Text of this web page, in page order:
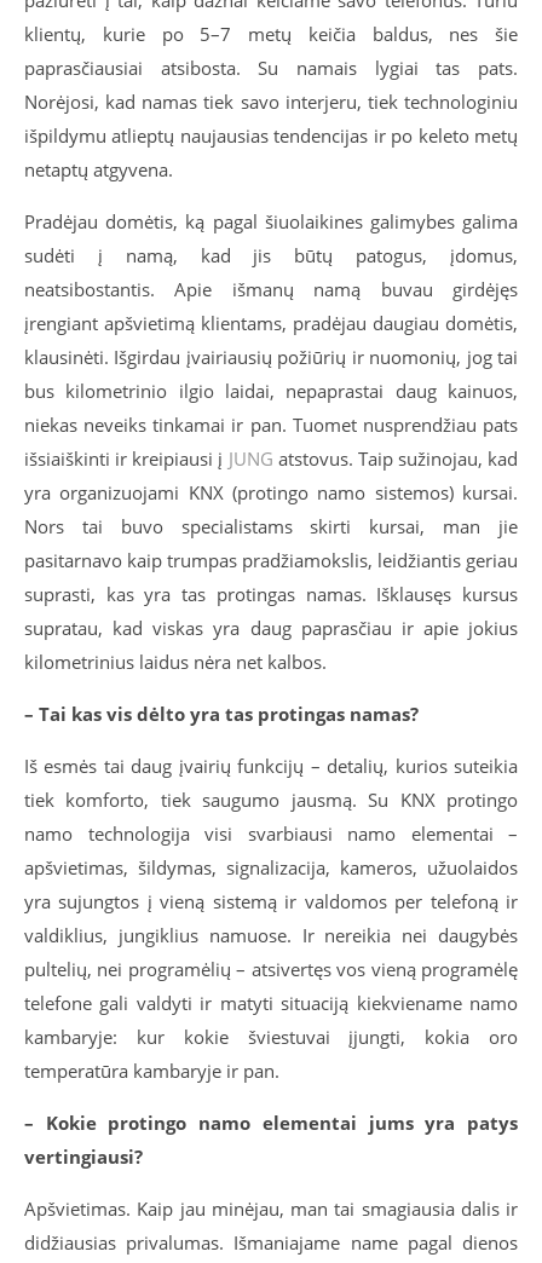
klientų, kurie po 5–7 metų keičia baldus, nes šie
paprasčiausiai atsibosta. Su namais lygiai tas pats.
Norėjosi, kad namas tiek savo interjeru, tiek technologiniu
išpildymu atlieptų naujausias tendencijas ir po keleto metų
netaptų atgyvena.
Pradėjau domėtis, ką pagal šiuolaikines galimybes galima
sudėti į namą, kad jis būtų patogus, įdomus,
neatsibostantis. Apie išmanų namą buvau girdėjęs
įrengiant apšvietimą klientams, pradėjau daugiau domėtis,
klausinėti. Išgirdau įvairiausių požiūrių ir nuomonių, jog tai
bus kilometrinio ilgio laidai, nepaprastai daug kainuos,
niekas neveiks tinkamai ir pan. Tuomet nusprendžiau pats
išsiaiškinti ir kreipiausi į JUNG atstovus. Taip sužinojau, kad
yra organizuojami KNX (protingo namo sistemos) kursai.
Nors tai buvo specialistams skirti kursai, man jie
pasitarnavo kaip trumpas pradžiamokslis, leidžiantis geriau
suprasti, kas yra tas protingas namas. Išklausęs kursus
supratau, kad viskas yra daug paprasčiau ir apie jokius
kilometrinius laidus nėra net kalbos.
– Tai kas vis dėlto yra tas protingas namas?
Iš esmės tai daug įvairių funkcijų – detalių, kurios suteikia
tiek komforto, tiek saugumo jausmą. Su KNX protingo
namo technologija visi svarbiausi namo elementai –
apšvietimas, šildymas, signalizacija, kameros, užuolaidos
yra sujungtos į vieną sistemą ir valdomos per telefoną ir
valdiklius, jungiklius namuose. Ir nereikia nei daugybės
pultelių, nei programėlių – atsivertęs vos vieną programėlę
telefone gali valdyti ir matyti situaciją kiekviename namo
kambaryje: kur kokie šviestuvai įjungti, kokia oro
temperatūra kambaryje ir pan.
– Kokie protingo namo elementai jums yra patys
vertingiausi?
Apšvietimas. Kaip jau minėjau, man tai smagiausia dalis ir
didžiausias privalumas. Išmaniajame name pagal dienos